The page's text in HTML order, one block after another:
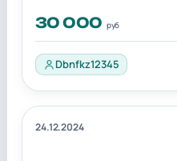
30 000 руб
Dbnfkz12345
24.12.2024